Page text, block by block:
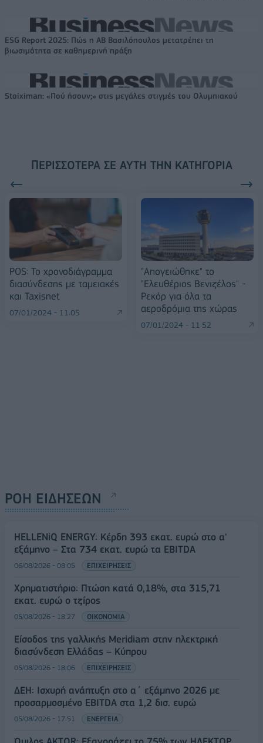
ESG Report 2025: Πώς η ΑΒ Βασιλόπουλος μετατρέπει τη
βιωσιμότητα σε καθημερινή πράξη
Stoiximan: «Πού ήσουν;» στις μεγάλες στιγμές του Ολυμπιακού
ΠΕΡΙΣΣΌΤΕΡΑ ΣΕ ΑΥΤΉ ΤΗΝ ΚΑΤΗΓΟΡΊΑ
POS: Το χρονοδιάγραμμα
διασύνδεσης με ταμειακές
και Taxisnet
07/01/2024 - 11:05
"Απογειώθηκε" το
"Ελευθέριος Βενιζέλος" -
Ρεκόρ για όλα τα
αεροδρόμια της χώρας
07/01/2024 - 11:52
ΡΟΗ ΕΙΔΗΣΕΩΝ
HELLENiQ ENERGY: Κέρδη 393 εκατ. ευρώ στο α'
εξάμηνο – Στα 734 εκατ. ευρώ τα EBITDA
06/08/2026 - 08:05 ΕΠΙΧΕΙΡΗΣΕΙΣ
Χρηματιστήριο: Πτώση κατά 0,18%, στα 315,71
εκατ. ευρώ ο τζίρος
05/08/2026 - 18:27 ΟΙΚΟΝΟΜΙΑ
Είσοδος της γαλλικής Meridiam στην ηλεκτρική
διασύνδεση Ελλάδας – Κύπρου
05/08/2026 - 18:06 ΕΠΙΧΕΙΡΗΣΕΙΣ
ΔΕΗ: Ισχυρή ανάπτυξη στο α΄ εξάμηνο 2026 με
προσαρμοσμένο EBITDA στα 1,2 δισ. ευρώ
05/08/2026 - 17:51 ΕΝΕΡΓΕΙΑ